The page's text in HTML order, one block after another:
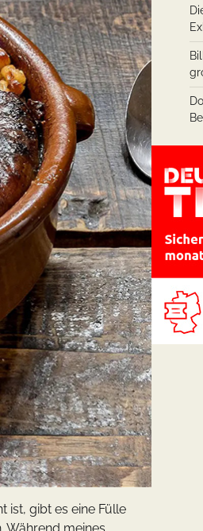
ist, gibt es eine Fülle